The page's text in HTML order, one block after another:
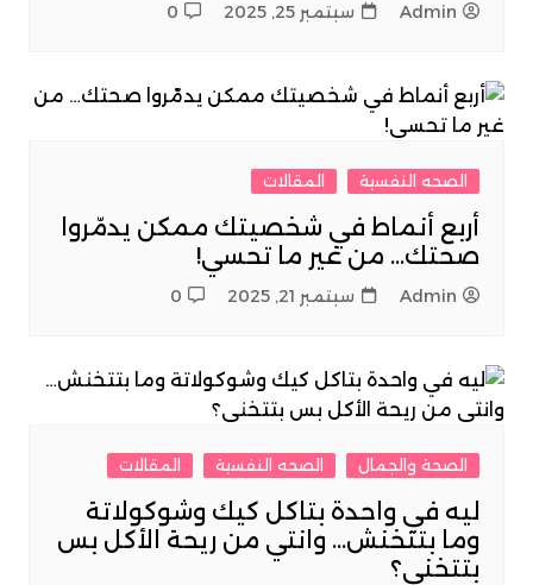
Admin سبتمبر 25, 2025 0
الصحه النفسية المقالات
أربع أنماط في شخصيتك ممكن يدمّروا
صحتك… من غير ما تحسي!
Admin سبتمبر 21, 2025 0
الصحة والجمال الصحه النفسية المقالات
ليه في واحدة بتاكل كيك وشوكولاتة
وما بتتخنش… وانتي من ريحة الأكل بس
بتتخني؟